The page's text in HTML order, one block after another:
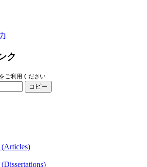
ク
ご利用ください
コピー
(Articles)